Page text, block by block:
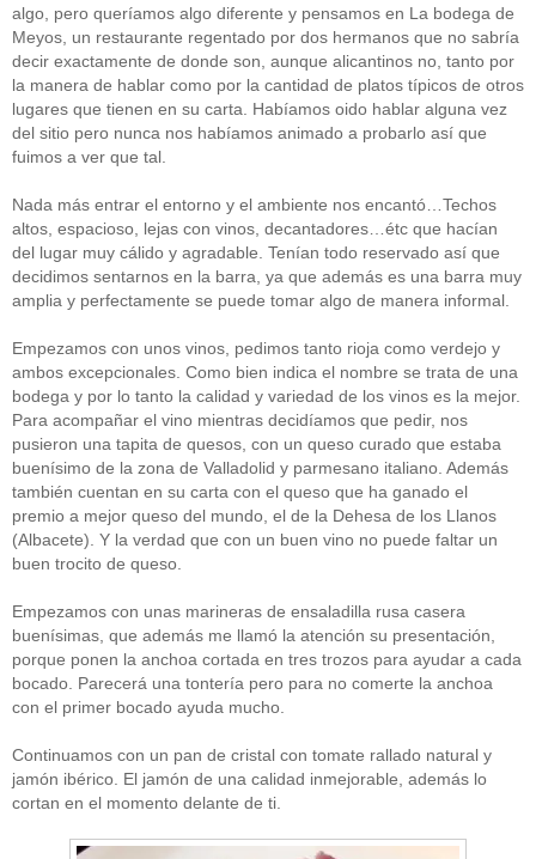
algo, pero queríamos algo diferente y pensamos en La bodega de
Meyos, un restaurante regentado por dos hermanos que no sabría
decir exactamente de donde son, aunque alicantinos no, tanto por
la manera de hablar como por la cantidad de platos típicos de otros
lugares que tienen en su carta. Habíamos oido hablar alguna vez
del sitio pero nunca nos habíamos animado a probarlo así que
fuimos a ver que tal.
Nada más entrar el entorno y el ambiente nos encantó…Techos
altos, espacioso, lejas con vinos, decantadores…étc que hacían
del lugar muy cálido y agradable. Tenían todo reservado así que
decidimos sentarnos en la barra, ya que además es una barra muy
amplia y perfectamente se puede tomar algo de manera informal.
Empezamos con unos vinos, pedimos tanto rioja como verdejo y
ambos excepcionales. Como bien indica el nombre se trata de una
bodega y por lo tanto la calidad y variedad de los vinos es la mejor.
Para acompañar el vino mientras decidíamos que pedir, nos
pusieron una tapita de quesos, con un queso curado que estaba
buenísimo de la zona de Valladolid y parmesano italiano. Además
también cuentan en su carta con el queso que ha ganado el
premio a mejor queso del mundo, el de la Dehesa de los Llanos
(Albacete). Y la verdad que con un buen vino no puede faltar un
buen trocito de queso.
Empezamos con unas marineras de ensaladilla rusa casera
buenísimas, que además me llamó la atención su presentación,
porque ponen la anchoa cortada en tres trozos para ayudar a cada
bocado. Parecerá una tontería pero para no comerte la anchoa
con el primer bocado ayuda mucho.
Continuamos con un pan de cristal con tomate rallado natural y
jamón ibérico. El jamón de una calidad inmejorable, además lo
cortan en el momento delante de ti.